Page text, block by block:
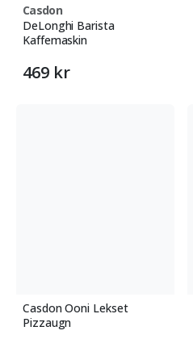
Casdon
DeLonghi Barista
Kaffemaskin
469 kr
Casdon Ooni Lekset
Pizzaugn